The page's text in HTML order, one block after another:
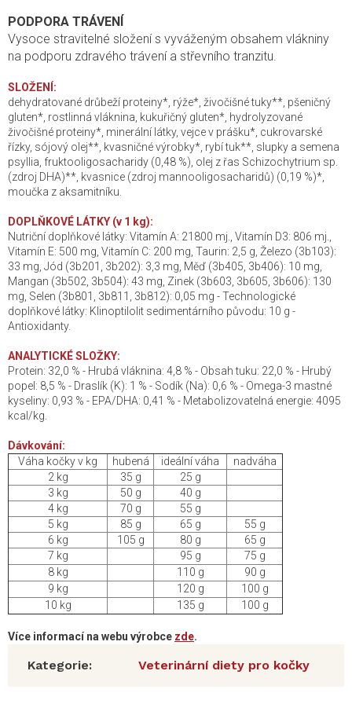
PODPORA TRÁVENÍ
Vysoce stravitelné složení s vyváženým obsahem vlákniny
na podporu zdravého trávení a střevního tranzitu.
SLOŽENÍ:
dehydratované drůbeží proteiny*, rýže*, živočišné tuky**, pšeničný
gluten*, rostlinná vláknina, kukuřičný gluten*, hydrolyzované
živočišné proteiny*, minerální látky, vejce v prášku*, cukrovarské
řízky, sójový olej**, kvasničné výrobky*, rybí tuk**, slupky a semena
psyllia, fruktooligosacharidy (0,48 %), olej z řas Schizochytrium sp.
(zdroj DHA)**, kvasnice (zdroj mannooligosacharidů) (0,19 %)*,
moučka z aksamitníku.
DOPLŇKOVÉ LÁTKY (v 1 kg):
Nutriční doplňkové látky: Vitamín A: 21800 mj., Vitamín D3: 806 mj.,
Vitamín E: 500 mg, Vitamín C: 200 mg, Taurin: 2,5 g, Železo (3b103):
33 mg, Jód (3b201, 3b202): 3,3 mg, Měď (3b405, 3b406): 10 mg,
Mangan (3b502, 3b504): 43 mg, Zinek (3b603, 3b605, 3b606): 130
mg, Selen (3b801, 3b811, 3b812): 0,05 mg - Technologické
doplňkové látky: Klinoptilolit sedimentárního původu: 10 g -
Antioxidanty.
ANALYTICKÉ SLOŽKY:
Protein: 32,0 % - Hrubá vláknina: 4,8 % - Obsah tuku: 22,0 % - Hrubý
popel: 8,5 % - Draslík (K): 1 % - Sodík (Na): 0,6 % - Omega-3 mastné
kyseliny: 0,93 % - EPA/DHA: 0,41 % - Metabolizovatelná energie: 4095
kcal/kg.
Dávkování:
Váha kočky v kg
hubená ideální váha
nadváha
2 kg
35 g
25 g
3 kg
50 g
40 g
4 kg
70 g
55 g
5 kg
85 g 65 g
55 g
6 kg
105 g 80 g
65 g
7 kg
95 g
75 g
8 kg
110 g
90 g
9 kg
120 g
100 g
10 kg
135 g 100 g
Více informací na webu výrobce zde.
Kategorie: Veterinární diety pro kočky